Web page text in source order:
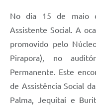
No dia 15 de maio
Assistente Social. A
promovido pelo
Pirapora), no
Permanente. Este
de Assistência Social
Palma, Jequitaí e